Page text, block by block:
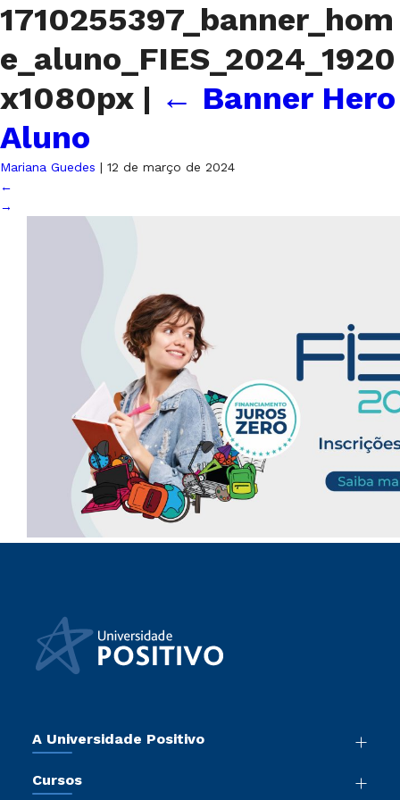
1710255397_banner_hom
e_aluno_FIES_2024_1920
x1080px | ← Banner Hero
Aluno
Mariana Guedes | 12 de março de 2024
←
→
A Universidade Positivo
Sala de Imprensa
Cursos